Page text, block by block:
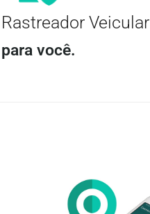
Veicular
para você.
Entre em contato